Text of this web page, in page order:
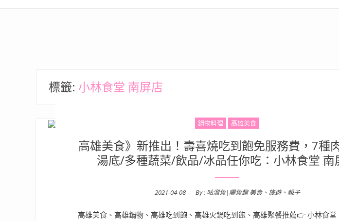
標籤: 小林食堂 南屏店
鍋物料理 高雄美食
高雄美食》新推出！壽喜燒吃到飽免服務費，7種
湯底/多種蔬菜/飲品/冰品任你吃：小林食堂 南
Posted
2021-04-08 By : 咕溜魚|曬魚趣 美食、旅遊、親子
高雄美食、高雄鍋物、高雄吃到飽、高雄火鍋吃到飽、高雄聚餐推薦👉 小林食堂